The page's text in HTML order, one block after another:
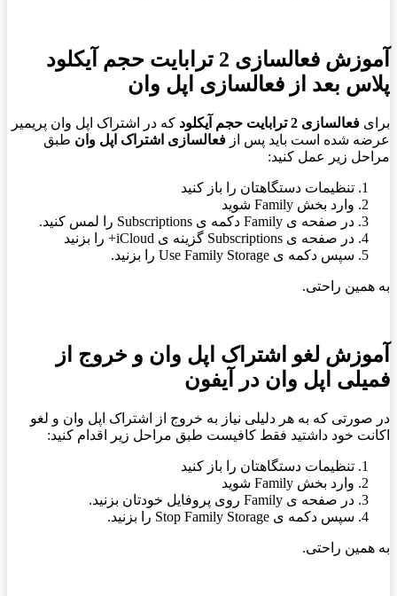
آموزش فعالسازی 2 ترابایت حجم آیکلود
پلاس بعد از فعالسازی اپل وان
برای فعالسازی 2 ترابایت حجم آیکلود
که در اشتراک اپل وان پریمیر
عرضه شده است باید پس از فعالسازی اشتراک اپل وان طبق
مراحل زیر عمل کنید:
تنظیمات دستگاهتان را باز کنید
وارد بخش Family شوید
در صفحه ی Family دکمه ی Subscriptions را لمس کنید.
در صفحه ی Subscriptions گزینه ی iCloud+
را بزنید
سپس دکمه ی Use Family Storage را بزنید.
به همین راحتی.
آموزش لغو اشتراک اپل وان و خروج از
فمیلی اپل وان در آیفون
در صورتی که به هر دلیلی نیاز به خروج از اشتراک اپل وان و لغو
اکانت خود داشتید فقط کافیست طبق مراحل زیر اقدام کنید:
تنظیمات دستگاهتان را باز کنید
وارد بخش Family شوید
در صفحه ی Family روی پروفایل خودتان بزنید.
سپس دکمه ی Stop Family Storage را بزنید.
به همین راحتی.